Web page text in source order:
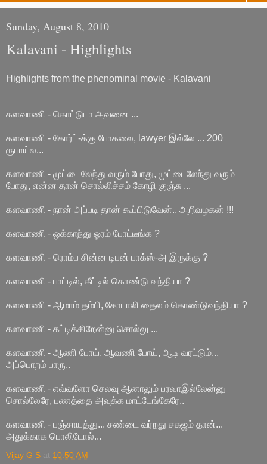
Sunday, August 8, 2010
Kalavani - Highlights
Highlights from the phenominal movie - Kalavani
களவாணி - கொட்டுடா அவனை ...
களவாணி - கோர்ட்-க்கு போகலை, lawyer இல்லே ... 200
ரூபாய்ல...
களவாணி - முட்டைலேந்து வரும் போது, முட்டைலேந்து வரும்
போது, என்ன தான் சொல்லிச்சம் கோழி குஞ்சு ...
களவாணி - நான் அப்படி தான் கூப்பிடுவேன்., அறிவழகன் !!!
களவாணி - ஒக்காந்து ஓரம் போட்டீங்க ?
களவாணி - ரொம்ப சின்ன டிபன் பாக்ஸ்-அ இருக்கு ?
களவாணி - பாட்டில், கீட்டில் கொண்டு வந்தியா ?
களவாணி - ஆமாம் தம்பி, கோடாலி தைலம் கொண்டுவந்தியா ?
களவாணி - கட்டிக்கிறேன்னு சொல்லு ...
களவாணி - ஆணி போய், ஆவணி போய், ஆடி வரட்டும்...
அப்பொறம் பாரு..
களவாணி - எவ்வளோ செலவு ஆனாலும் பரவாஇல்லேன்னு
சொல்லேரே, பணத்தை அவுக்க மாட்டேங்கேரே..
களவாணி - பஞ்சாயத்து... சண்டை வர்றது சகஜம் தான்...
அதுக்காக பொலிடோல்...
Vijay G S at 10:50 AM